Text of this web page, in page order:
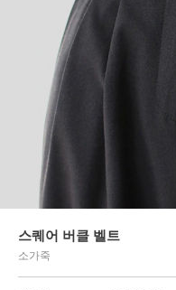
스퀘어 버클 벨트
소가죽